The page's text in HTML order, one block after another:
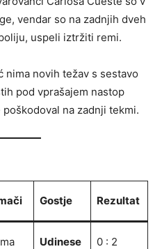
vendar so na zadnjih dveh
uspeli iztržiti remi.
nima novih težav s sestavo
pod vprašajem nastop
poškodoval na zadnji tekmi.
Gostje Rezultat
Udinese 0 : 2